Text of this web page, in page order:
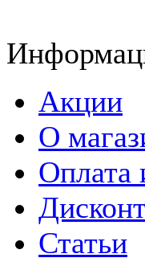
Акции
О
Оплата
Статьи